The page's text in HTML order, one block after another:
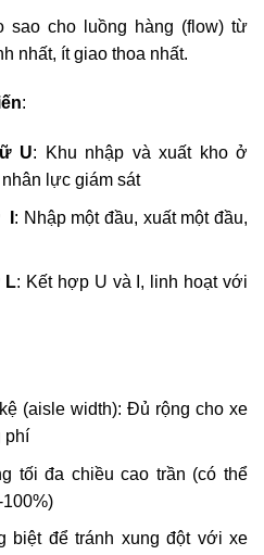
sao cho luồng hàng (flow) từ
nhất, ít giao thoa nhất.
:
U: Khu nhập và xuất kho ở
lực giám sát
: Nhập một đầu, xuất một đầu,
L: Kết hợp U và I, linh hoạt với
(aisle width): Đủ rộng cho xe
phí
tối đa chiều cao trần (có thể
biệt để tránh xung đột với xe